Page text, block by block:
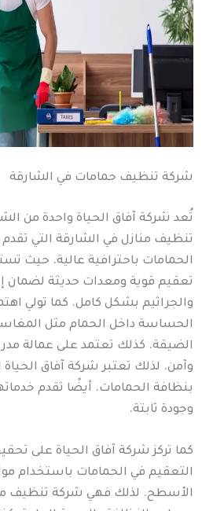
شركة تنظيف حمامات في الشارقة
تُعد شركة آفاق الحياة واحدة من
تنظيف منازل في الشارقة التي
الحمامات باحترافية عالية. حيث
تعقيم قوية ومعدات حديثة لضمان
والجراثيم بشكل كامل. كما تولي
الحساسة داخل الحمام مثل المغاسل
الضيقة. كذلك تعتمد على عمالة
وآمن. لذلك تعتبر شركة آفاق الحياة
بنظافة الحمامات. أيضًا تقدم
وجودة ثابتة.
كما تركز شركة آفاق الحياة على
التعقيم في الحمامات باستخدام
الأسطح. لذلك فهي شركة تنظيف